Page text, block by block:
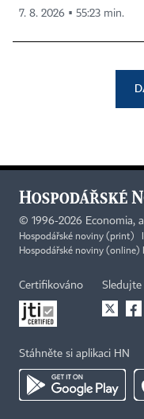
7. 8. 2026 ▪ 55:23 min.
© 1996-2026 Economia,
Hospodářské noviny (print)
Hospodářské noviny (online)
Certifikováno Sledujte
Stáhněte si aplikaci HN